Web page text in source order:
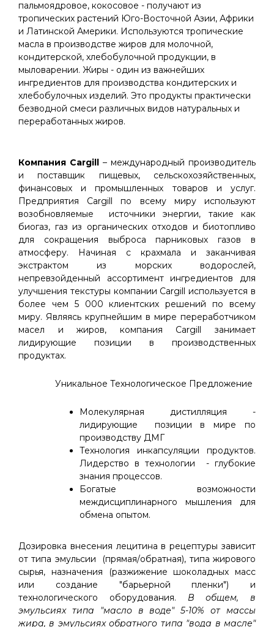
пальмоядровое, кокосовое - получают из
тропических растений Юго-Восточной Азии, Африки
и Латинской Америки. Используются тропические
масла в производстве жиров для молочной,
кондитерской, хлебобулочной продукции, в
мыловарении. Жиры - один из важнейших
ингредиентов для производства кондитерских и
хлебобулочных изделий. Это продукты практически
безводной смеси различных видов натуральных и
переработанных жиров.
Компания Cargill – международный производитель
и поставщик пищевых, сельскохозяйственных,
финансовых и промышленных товаров и услуг.
Предприятия Cargill по всему миру используют
возобновляемые источники энергии, такие как
биогаз, газ из органических отходов и биотопливо
для сокращения выброса парниковых газов в
атмосферу. Начиная с крахмала и заканчивая
экстрактом из морских водорослей,
непревзойденный ассортимент ингредиентов для
улучшения текстуры компании Cargill используется в
более чем 5 000 клиентских решений по всему
миру. Являясь крупнейшим в мире переработчиком
масел и жиров, компания Cargill занимает
лидирующие позиции в производственных
продуктах.
Уникальное Технологическое Предложение
Молекулярная дистилляция -
лидирующие позиции в мире по
производству ДМГ
Технология инкапсуляции продуктов.
Лидерство в технологии - глубокие
знания процессов.
Богатые возможности
междисциплинарного мышления для
обмена опытом.
Дозировка внесения лецитина в рецептуры зависит
от типа эмульсии (прямая/обратная), типа жирового
сырья, назначения (разжижение шоколадных масс
или создание "барьерной пленки") и
технологического оборудования. В общем, в
эмульсиях типа "масло в воде" 5-10% от массы
жира, в эмульсиях обратного типа "вода в масле"